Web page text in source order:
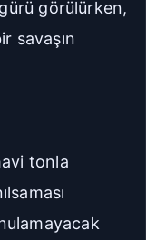
görülürken,
savaşın
tonla